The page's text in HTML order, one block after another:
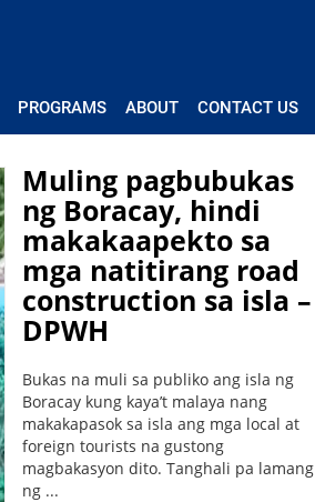
PROGRAMS ABOUT CONTACT US
Muling pagbubukas
ng Boracay, hindi
makakaapekto sa
mga natitirang road
construction sa isla –
DPWH
Bukas na muli sa publiko ang isla ng
Boracay kung kaya’t malaya nang
makakapasok sa isla ang mga local at
foreign tourists na gustong
magbakasyon dito. Tanghali pa lamang
ng ...